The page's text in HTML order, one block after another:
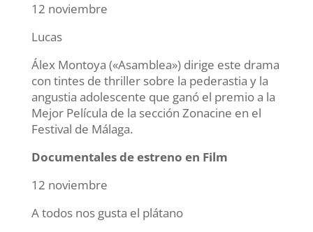
12 noviembre
Lucas
Álex Montoya («Asamblea») dirige este drama
con tintes de thriller sobre la pederastia y la
angustia adolescente que ganó el premio a la
Mejor Película de la sección Zonacine en el
Festival de Málaga.
Documentales de estreno en Film
12 noviembre
A todos nos gusta el plátano